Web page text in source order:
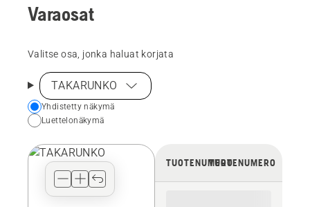
Varaosat
Valitse osa, jonka haluat korjata
TAKARUNKO
Choose
your
view
Yhdistetty näkymä
Luettelonäkymä
TUOTENUMEROTUOTENUMERO